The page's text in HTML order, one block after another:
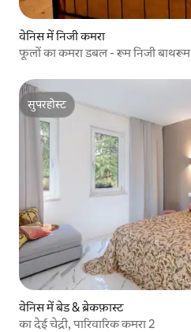
वेनिस में निजी कमरा
फूलों का कमरा डबल - रूम निजी बाथरूम
सुपरहोस्ट
सुपरहोस्ट
वेनिस में बेड & ब्रेकफ़ास्ट
का देई चेद्री, पारिवारिक कमरा 2